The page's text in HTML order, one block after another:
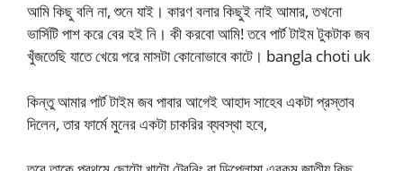
আমি কিছু বলি না, শুনে যাই। কারণ বলার কিছুই নাই আমার, তখনো
ভার্সিটি পাশ করে বের হই নি। কী করবো আমি! তবে পার্ট টাইম টুকটাক জব
খুঁজতেছি যাতে খেয়ে পরে মাসটা কোনোভাবে কাটে। bangla choti uk
কিন্তু আমার পার্ট টাইম জব পাবার আগেই আহাদ সাহেব একটা প্রস্তাব
দিলেন, তার ফার্মে মুনের একটা চাকরির ব্যবস্থা হবে,